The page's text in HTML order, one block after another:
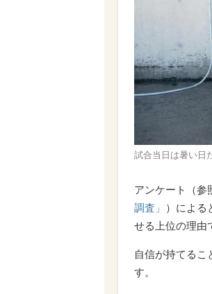
試合当日は暑い日
アンケート（参
調査」
）による
せる上位の理由
自信が持てるこ
す。